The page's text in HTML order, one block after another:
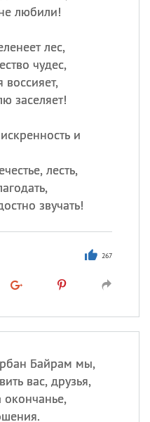
любили!
лес,
чудес,
заселяет!
и
лесть,
звучать!
267
Байрам мы,
вас, друзья,